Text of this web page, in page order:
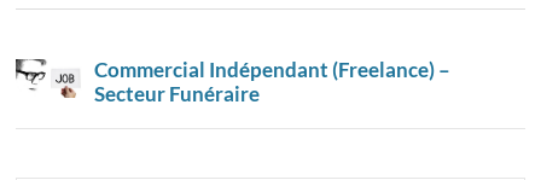
Commercial Indépendant (Freelance) –
Secteur Funéraire